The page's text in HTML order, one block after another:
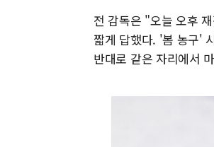
전 감독은 "오늘 오후
짧게 답했다. '봄 농구'
반대로 같은 자리에서